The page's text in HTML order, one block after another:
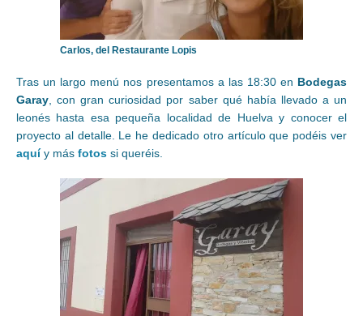
Carlos, del Restaurante Lopis
Tras un largo menú nos presentamos a las 18:30 en Bodegas
Garay, con gran curiosidad por saber qué había llevado a un
leonés hasta esa pequeña localidad de Huelva y conocer el
proyecto al detalle. Le he dedicado otro artículo que podéis ver
aquíy más fotos si queréis.